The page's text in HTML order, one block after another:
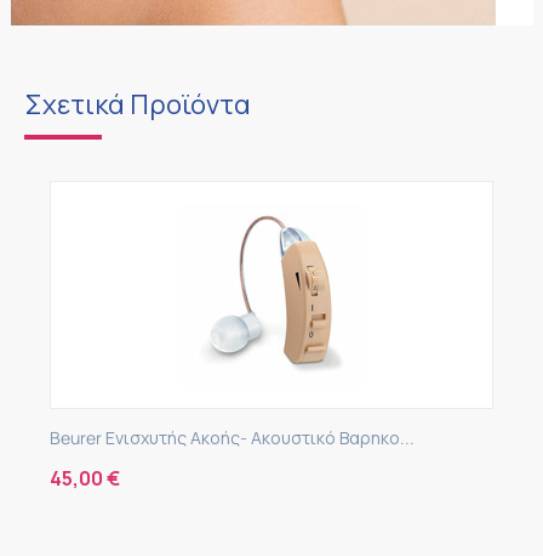
Σχετικά Προϊόντα
Beurer Ενισχυτής Ακοής- Ακουστικό Βαρηκο...
45,00€